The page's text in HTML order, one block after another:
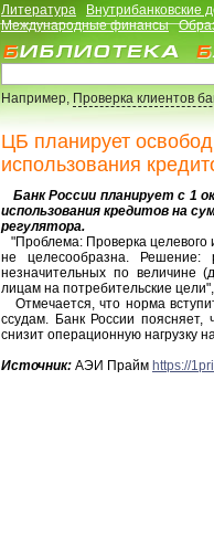
Литература
Внутрибанковские
Международные финансы
Например,Проверка клиентов
ЦБ планирует
использования
Банк России планирует с 1
использования кредитов на
регулятора.
"Проблема: Проверка целевого
не целесообразна. Решение:
незначительных по величине
лицам на потребительские
Отмечается, что норма
ссудам. Банк России
снизит операционную нагрузку
Источник: АЭИ Прайм https://